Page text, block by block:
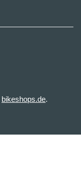
bikeshops.de.